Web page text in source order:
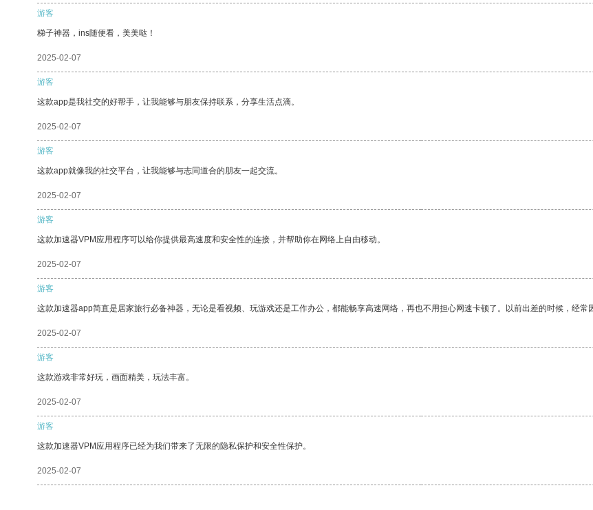
游客
梯子神器，ins随便看，美美哒！
2025-02-07
游客
这款app是我社交的好帮手，让我能够与朋友保持联系，分享生活点滴。
2025-02-07
游客
这款app就像我的社交平台，让我能够与志同道合的朋友一起交流。
2025-02-07
游客
这款加速器VPM应用程序可以给你提供最高速度和安全性的连接，并帮助你在网络上自由移动。
2025-02-07
游客
这款加速器app简直是居家旅行必备神器，无论是看视频、玩游戏还是工作办公，都能畅享高速网络，再也不用担心网速卡顿了。以前出差的时候，经
2025-02-07
游客
这款游戏非常好玩，画面精美，玩法丰富。
2025-02-07
游客
这款加速器VPM应用程序已经为我们带来了无限的隐私保护和安全性保护。
2025-02-07